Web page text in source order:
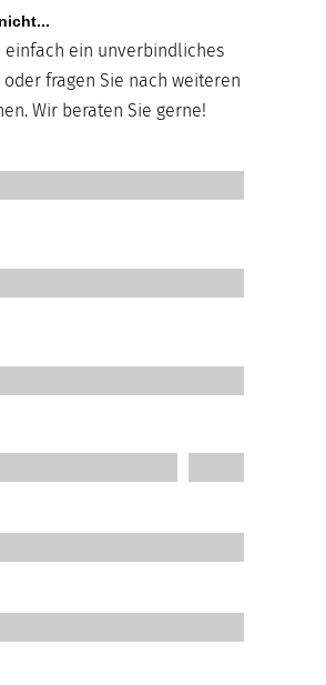
einfach ein unverbindliches
oder fragen Sie nach weiteren
Wir beraten Sie gerne!